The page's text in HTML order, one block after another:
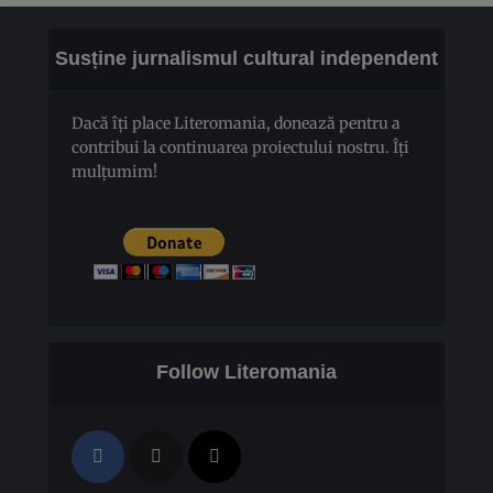
Susține jurnalismul cultural independent
Dacă îți place Literomania, donează pentru a
contribui la continuarea proiectului nostru. Îți
mulțumim!
Follow Literomania